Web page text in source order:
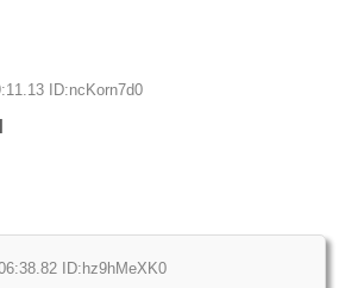
ID:ncKorn7d0
ID:hz9hMeXK0